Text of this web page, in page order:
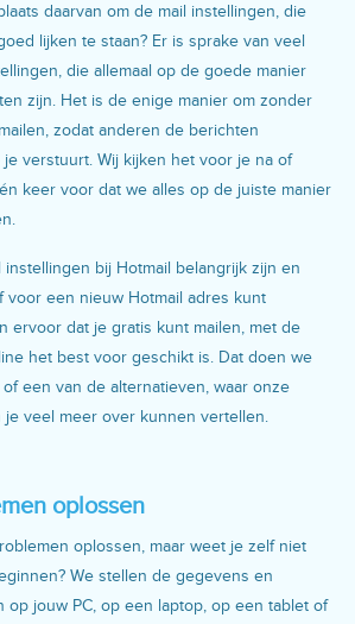
daarvan om de mail instellingen, die
lijken te staan? Er is sprake van veel
die allemaal op de goede manier
zijn. Het is de enige manier om zonder
zodat anderen de berichten
verstuurt. Wij kijken het voor je na of
keer voor dat we alles op de juiste manier
instellingen bij Hotmail belangrijk zijn en
voor een nieuw Hotmail adres kunt
ervoor dat je gratis kunt mailen, met de
het best voor geschikt is. Dat doen we
een van de alternatieven, waar onze
veel meer over kunnen vertellen.
oplossen
oplossen, maar weet je zelf niet
We stellen de gegevens en
op jouw PC, op een laptop, op een tablet of